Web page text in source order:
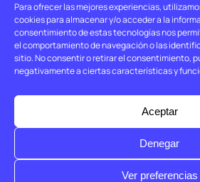
Para ofrecer las mejores experiencias,
cookies para almacenar y/o acceder a la
consentimiento de estas tecnologías nos
el comportamiento de navegación o las
sitio. No consentir o retirar el consentimiento,
negativamente a ciertas características y
Aceptar
Denegar
Ver preferencias
© Holtrop 2026
Aviso legal
Política de privacidad
Política de